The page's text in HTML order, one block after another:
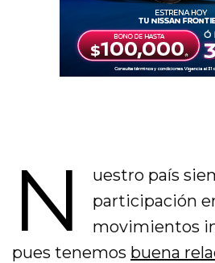
N
uestro país
participación
movimientos
pues tenemos buena